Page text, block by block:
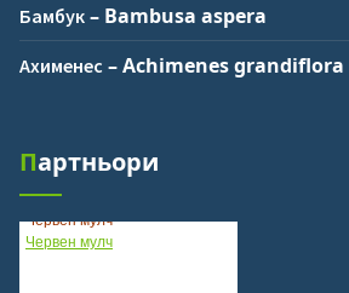
Бамбук – Bambusa aspera
Ахименес – Achimenes grandiflora
Партньори
Червен мулч